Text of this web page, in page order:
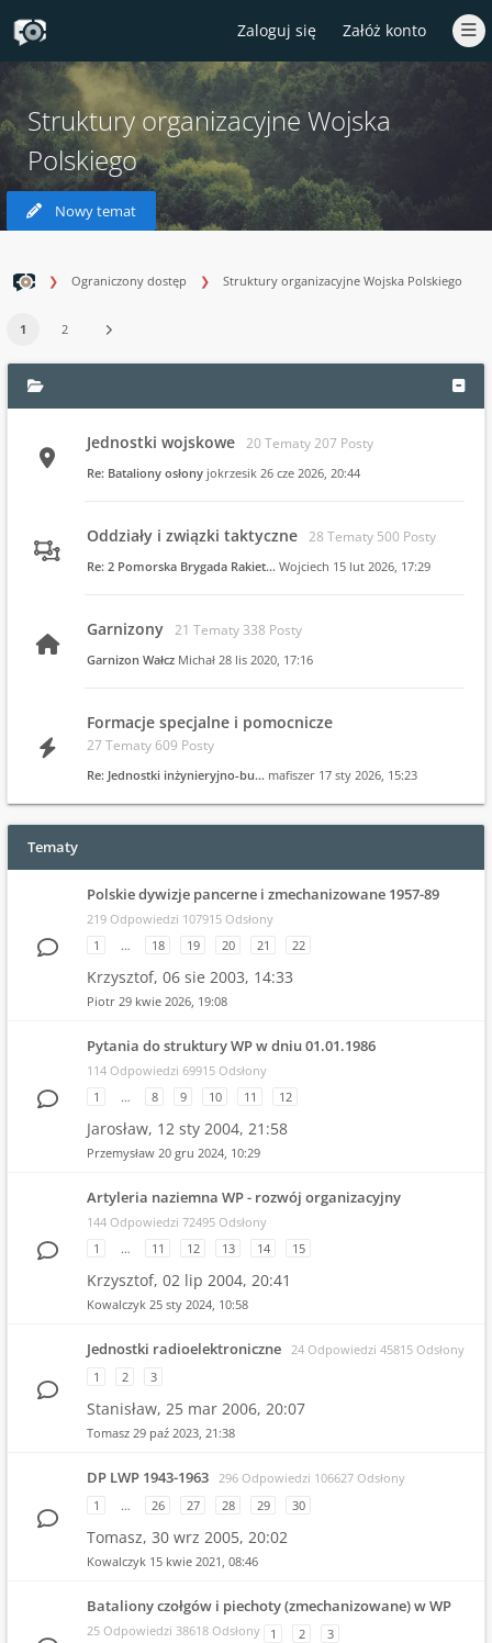
Zaloguj się Załóż konto
Struktury organizacyjne Wojska
Polskiego
Nowy temat
Ograniczony dostęp Struktury organizacyjne Wojska Polskiego
1 2
Jednostki wojskowe 20 Tematy 207 Posty
Re: Bataliony osłony jokrzesik 26 cze 2026, 20:44
Oddziały i związki taktyczne 28 Tematy 500 Posty
Re: 2 Pomorska Brygada Rakiet… Wojciech 15 lut 2026, 17:29
Garnizony 21 Tematy 338 Posty
Garnizon Wałcz Michał 28 lis 2020, 17:16
Formacje specjalne i pomocnicze
27 Tematy 609 Posty
Re: Jednostki inżynieryjno-bu… mafiszer 17 sty 2026, 15:23
Tematy
Polskie dywizje pancerne i zmechanizowane 1957-89
219 Odpowiedzi 107915 Odsłony
1
… 18 19 20 21 22
Krzysztof, 06 sie 2003, 14:33
Piotr 29 kwie 2026, 19:08
Pytania do struktury WP w dniu 01.01.1986
114 Odpowiedzi 69915 Odsłony
1
… 8 9 10 11 12
Jarosław, 12 sty 2004, 21:58
Przemysław 20 gru 2024, 10:29
Artyleria naziemna WP - rozwój organizacyjny
144 Odpowiedzi 72495 Odsłony
1
… 11 12 13 14 15
Krzysztof, 02 lip 2004, 20:41
Kowalczyk 25 sty 2024, 10:58
Jednostki radioelektroniczne 24 Odpowiedzi 45815 Odsłony
1
2 3
Stanisław, 25 mar 2006, 20:07
Tomasz 29 paź 2023, 21:38
DP LWP 1943-1963 296 Odpowiedzi 106627 Odsłony
1
… 26 27 28 29 30
Tomasz, 30 wrz 2005, 20:02
Kowalczyk 15 kwie 2021, 08:46
Bataliony czołgów i piechoty (zmechanizowane) w WP
25 Odpowiedzi 38618 Odsłony 1 2 3